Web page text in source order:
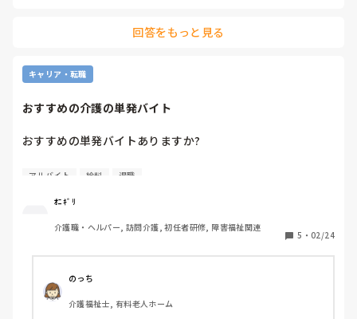
回答をもっと見る
キャリア・転職
おすすめの介護の単発バイト
おすすめの単発バイトありますか?
給料の締め日を考慮して3月下旬で退職予定で
4月まで無職なので仕事始まるまでなにかしたいなって
思ってます(  . .)"
アルバイト 給料 退職
ｵﾆｷﾞﾘ
介護職・ヘルパー, 訪問介護, 初任者研修, 障害福祉関連
5 ・ 02/24
のっち
介護福祉士, 有料老人ホーム